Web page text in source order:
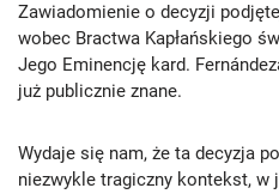
Zawiadomienie o decyzji
wobec Bractwa Kapłańskiego
Jego Eminencję kard.
już publicznie znane.
Wydaje się nam, że ta decyzja
niezwykle tragiczny kontekst, w